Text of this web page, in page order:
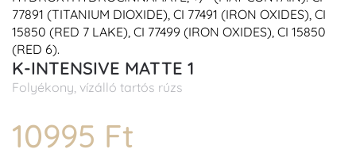
77891 (TITANIUM DIOXIDE), CI 77491 (IRON OXIDES), CI
15850 (RED 7 LAKE), CI 77499 (IRON OXIDES), CI 15850
(RED 6).
K-INTENSIVE MATTE 1
Folyékony, vízálló tartós rúzs
10995 Ft